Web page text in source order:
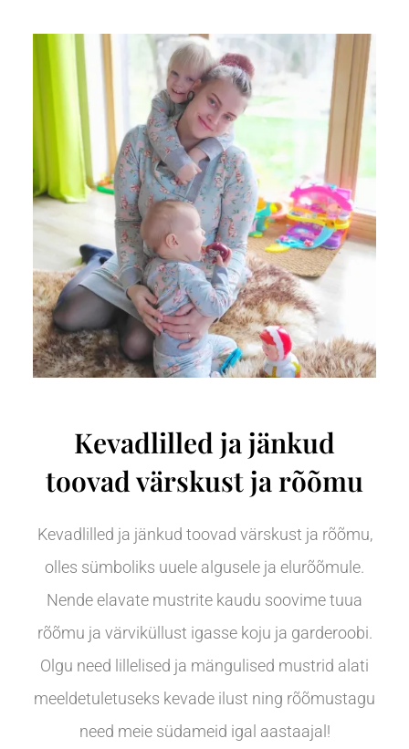
Kevadlilled ja jänkud
toovad värskust ja rõõmu
Kevadlilled ja jänkud toovad värskust ja rõõmu,
olles sümboliks uuele algusele ja elurõõmule.
Nende elavate mustrite kaudu soovime tuua
rõõmu ja värviküllust igasse koju ja garderoobi.
Olgu need lillelised ja mängulised mustrid alati
meeldetuletuseks kevade ilust ning rõõmustagu
need meie südameid igal aastaajal!